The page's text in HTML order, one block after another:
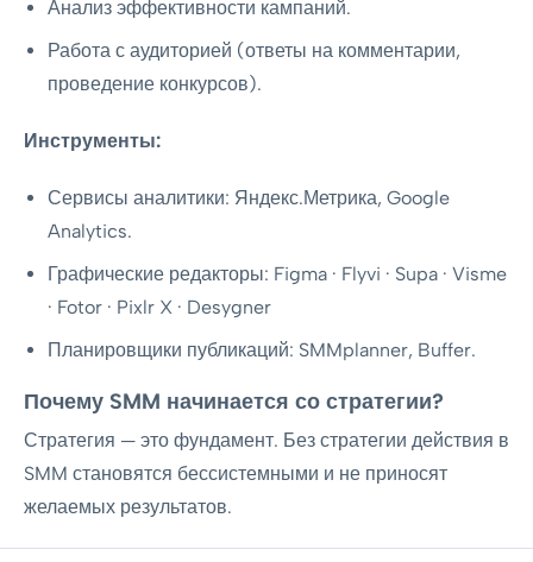
Анализ эффективности кампаний.
Работа с аудиторией (ответы на комментарии,
проведение конкурсов).
Инструменты:
Сервисы аналитики: Яндекс.Метрика, Google
Analytics.
Графические редакторы: Figma · Flyvi · Supa · Visme
· Fotor · Pixlr X · Desygner
Планировщики публикаций: SMMplanner, Buffer.
Почему SMM начинается со стратегии?
Стратегия — это фундамент. Без стратегии действия в
SMM становятся бессистемными и не приносят
желаемых результатов.